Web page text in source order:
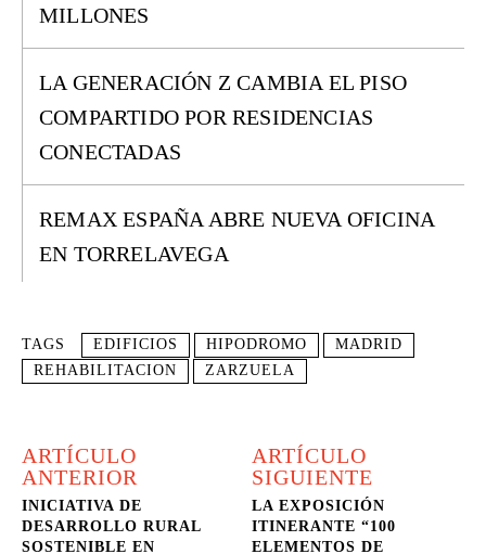
MILLONES
LA GENERACIÓN Z CAMBIA EL PISO
COMPARTIDO POR RESIDENCIAS
CONECTADAS
REMAX ESPAÑA ABRE NUEVA OFICINA
EN TORRELAVEGA
TAGS EDIFICIOS HIPODROMO
MADRID
REHABILITACION
ZARZUELA
ARTÍCULO
ANTERIOR
INICIATIVA DE
DESARROLLO RURAL
SOSTENIBLE EN
ARTÍCULO
SIGUIENTE
LA EXPOSICIÓN
ITINERANTE “100
ELEMENTOS DE